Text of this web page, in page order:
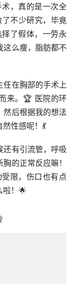
，真的是一次全
不少研究，毕竟
了假体，一劳永
这么瘦，脂肪都不
任在胸部的手术上
来。🏆 医院的环
然后根据我的想法
性感呢！💃
还有引流管，呼吸
的正常反应嘛！
限，伤口也有点
啦！🌟